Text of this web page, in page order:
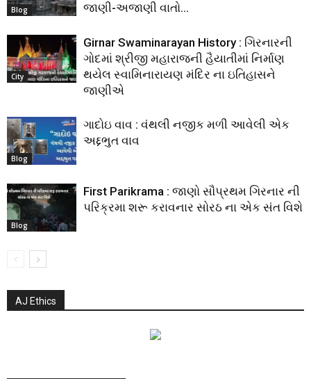
Blog
જાણી-અજાણી વાતો…
City
Girnar Swaminarayan History : ગિરનારની
ગોદમાં શ્રીજી મહારાજની હૈયાતીમાં નિર્માણ
થયેલ સ્વામિનારાયણ મંદિર ના ઇતિહાસને
જાણીએ
Blog
ગાદોઇ વાવ : વંથલી નજીક મળી આવેલી એક
અદ્દભુત વાવ
Blog
First Parikrama : જાણો સૌપ્રથમ ગિરનાર ની
પરિક્રમા શરૂ કરાવનાર સોરઠ ના એક સંત વિશે
AJ Ethics